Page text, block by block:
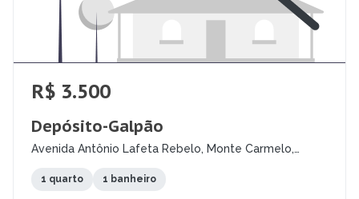
R$ 3.500
Depósito-Galpão
Avenida Antônio Lafeta Rebelo, Monte Carmelo,
1 quarto 1 banheiro